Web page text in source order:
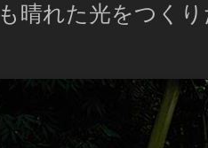
晴れた光をつく